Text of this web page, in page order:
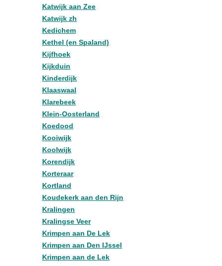
Katwijk aan Zee
Katwijk zh
Kedichem
Kethel (en Spaland)
Kijfhoek
Kijkduin
Kinderdijk
Klaaswaal
Klarebeek
Klein-Oosterland
Koedood
Kooiwijk
Koolwijk
Korendijk
Korteraar
Kortland
Koudekerk aan den Rijn
Kralingen
Kralingse Veer
Krimpen aan De Lek
Krimpen aan Den IJssel
Krimpen aan de Lek